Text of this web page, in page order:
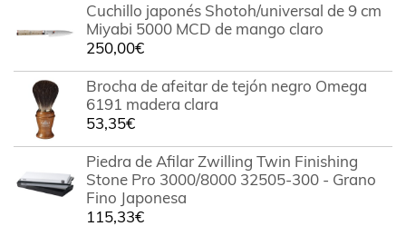
Cuchillo japonés Shotoh/universal de 9 cm
Miyabi 5000 MCD de mango claro
250,00€
Brocha de afeitar de tejón negro Omega
6191 madera clara
53,35€
Piedra de Afilar Zwilling Twin Finishing
Stone Pro 3000/8000 32505-300 - Grano
Fino Japonesa
115,33€